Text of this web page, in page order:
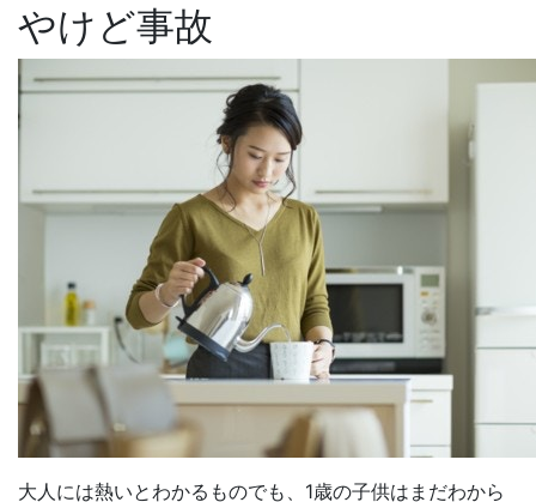
やけど事故
大人には熱いとわかるものでも、1歳の子供はまだわから